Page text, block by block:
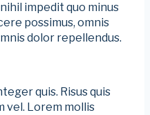
impedit quo minus
possimus, omnis
dolor repellendus.
quis. Risus quis
vel. Lorem mollis